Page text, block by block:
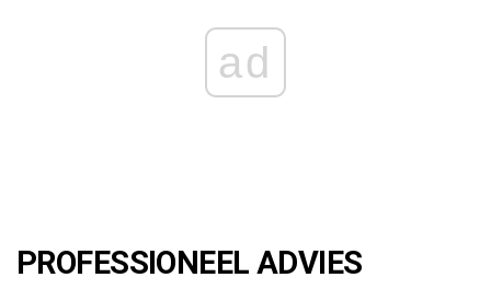
ad
PROFESSIONEEL ADVIES